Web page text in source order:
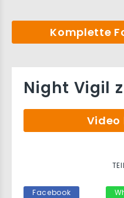
Komplette
Night Vigil
Video
Facebook